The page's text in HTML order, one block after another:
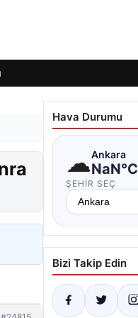
Hava Durumu
☁Ankara
NaN°C
ŞEHIR SEÇ
Bizi Takip Edin